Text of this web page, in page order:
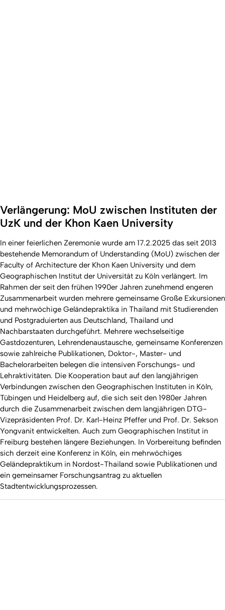
Verlängerung: MoU zwischen Instituten der
UzK und der Khon Kaen University
In einer feierlichen Zeremonie wurde am 17.2.2025 das seit 2013
bestehende Memorandum of Understanding (MoU) zwischen der
Faculty of Architecture der Khon Kaen University und dem
Geographischen Institut der Universität zu Köln verlängert. Im
Rahmen der seit den frühen 1990er Jahren zunehmend engeren
Zusammenarbeit wurden mehrere gemeinsame Große Exkursionen
und mehrwöchige Geländepraktika in Thailand mit Studierenden
und Postgraduierten aus Deutschland, Thailand und
Nachbarstaaten durchgeführt. Mehrere wechselseitige
Gastdozenturen, Lehrendenaustausche, gemeinsame Konferenzen
sowie zahlreiche Publikationen, Doktor-, Master- und
Bachelorarbeiten belegen die intensiven Forschungs- und
Lehraktivitäten. Die Kooperation baut auf den langjährigen
Verbindungen zwischen den Geographischen Instituten in Köln,
Tübingen und Heidelberg auf, die sich seit den 1980er Jahren
durch die Zusammenarbeit zwischen dem langjährigen DTG-
Vizepräsidenten Prof. Dr. Karl-Heinz Pfeffer und Prof. Dr. Sekson
Yongvanit entwickelten. Auch zum Geographischen Institut in
Freiburg bestehen längere Beziehungen. In Vorbereitung befinden
sich derzeit eine Konferenz in Köln, ein mehrwöchiges
Geländepraktikum in Nordost-Thailand sowie Publikationen und
ein gemeinsamer Forschungsantrag zu aktuellen
Stadtentwicklungsprozessen.